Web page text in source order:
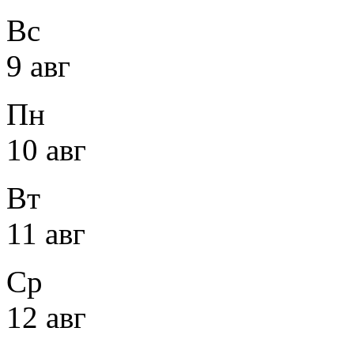
Вс
9 авг
Пн
10 авг
Вт
11 авг
Ср
12 авг